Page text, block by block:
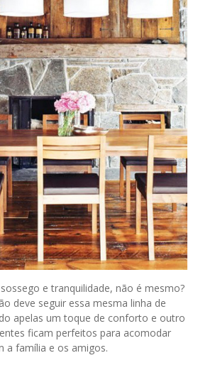
e tranquilidade, não é mesmo?
deve seguir essa mesma linha de
apelas um toque de conforto e outro
ficam perfeitos para acomodar
a família e os amigos.